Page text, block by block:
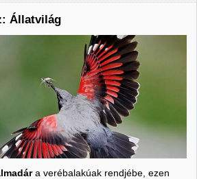
Állatvilág
a verébalakúak rendjébe, ezen